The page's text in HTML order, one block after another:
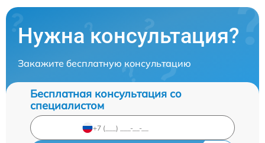
Нужна консультация?
Закажите бесплатную консультацию
Бесплатная консультация со
специалистом